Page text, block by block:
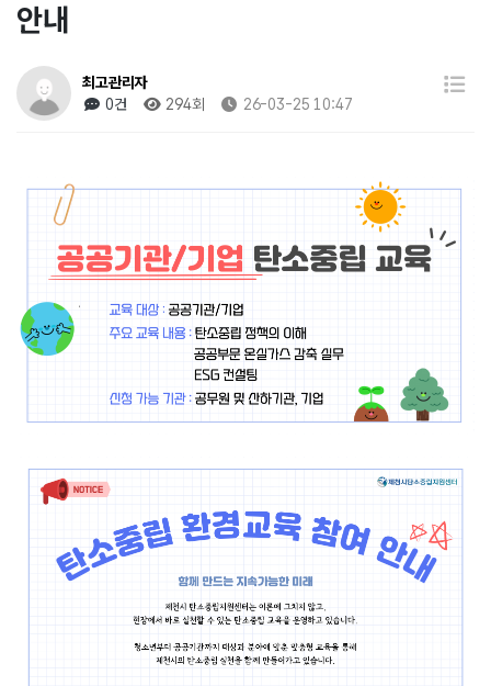
안내
최고관리자
0건
294회 26-03-25 10:47